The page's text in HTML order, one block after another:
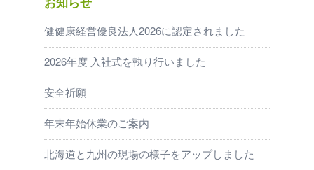
健健康経営優良法人2026に認定されました
2026年度 入社式を執り行いました
安全祈願
年末年始休業のご案内
北海道と九州の現場の様子をアップしました